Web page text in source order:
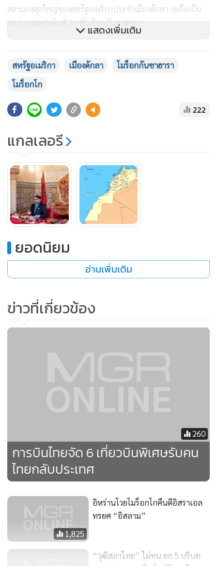
สถานกงสุลใหญ่ของสหรัฐอเมริกาประจําเมืองดักลา จะถือเป็น
สถานกงสุลลําดับที่ 20 ที่โมร็อกกันซาฮารา
ทั้งนี้ เมื่อวันที่ 20 ธันวาคม ปี ค.ศ. 1777 โมร็อกโกถือเป็น
ประเทศแรกในโลกที่รับรองสถานะของประเทศสหรัฐอเมริกา
หลังจากที่สหรัฐอเมริกาประกาศอิสรภาพ
แสดงเพิ่มเติม
สหรัฐอเมริกา เมืองดักลา
โมร็อกกันซาฮารา
โมร็อกโก
222
แกลเลอรี
ยอดนิยม
อ่านเพิ่มเติม
ข่าวที่เกี่ยวข้อง
260
การบินไทยจัด 6 เที่ยวบินพิเศษรับคน
ไทยกลับประเทศ
1,825
อิหร่านโวยโมร็อกโกคืนดีอิสราเอล
ทรยศ “อิสลาม”
“วุฒิสภาไทย” ไม่ทน ยก 5 บริบท